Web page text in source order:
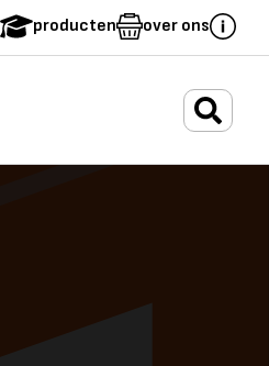
producten over ons